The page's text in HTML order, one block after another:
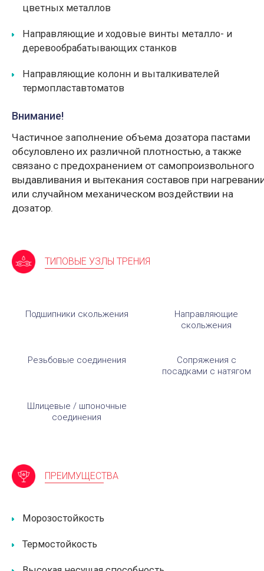
цветных металлов
Направляющие и ходовые винты металло- и
деревообрабатывающих станков
Направляющие колонн и выталкивателей
термопластавтоматов
Внимание!
Частичное заполнение объема дозатора пастами
обсуловлено их различной плотностью, а также
связано с предохранением от самопроизвольного
выдавливания и вытекания составов при
или случайном механическом воздействии на
дозатор.
ТИПОВЫЕ УЗЛЫ ТРЕНИЯ
Подшипники скольжения
Направляющие
скольжения
Резьбовые соединения
Сопряжения с
посадками с натягом
Шлицевые / шпоночные
соединения
ПРЕИМУЩЕСТВА
Морозостойкость
Термостойкость